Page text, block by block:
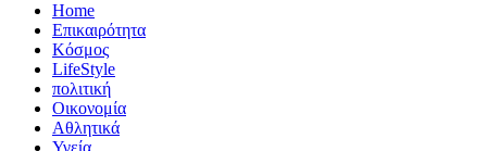
Home
Επικαιρότητα
Κόσμος
LifeStyle
πολιτική
Οικονομία
Αθλητικά
Υγεία